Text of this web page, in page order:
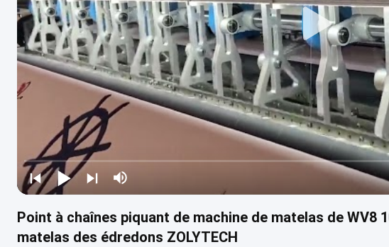
Point à chaînes piquant de machine de matelas de WV8
matelas des édredons ZOLYTECH